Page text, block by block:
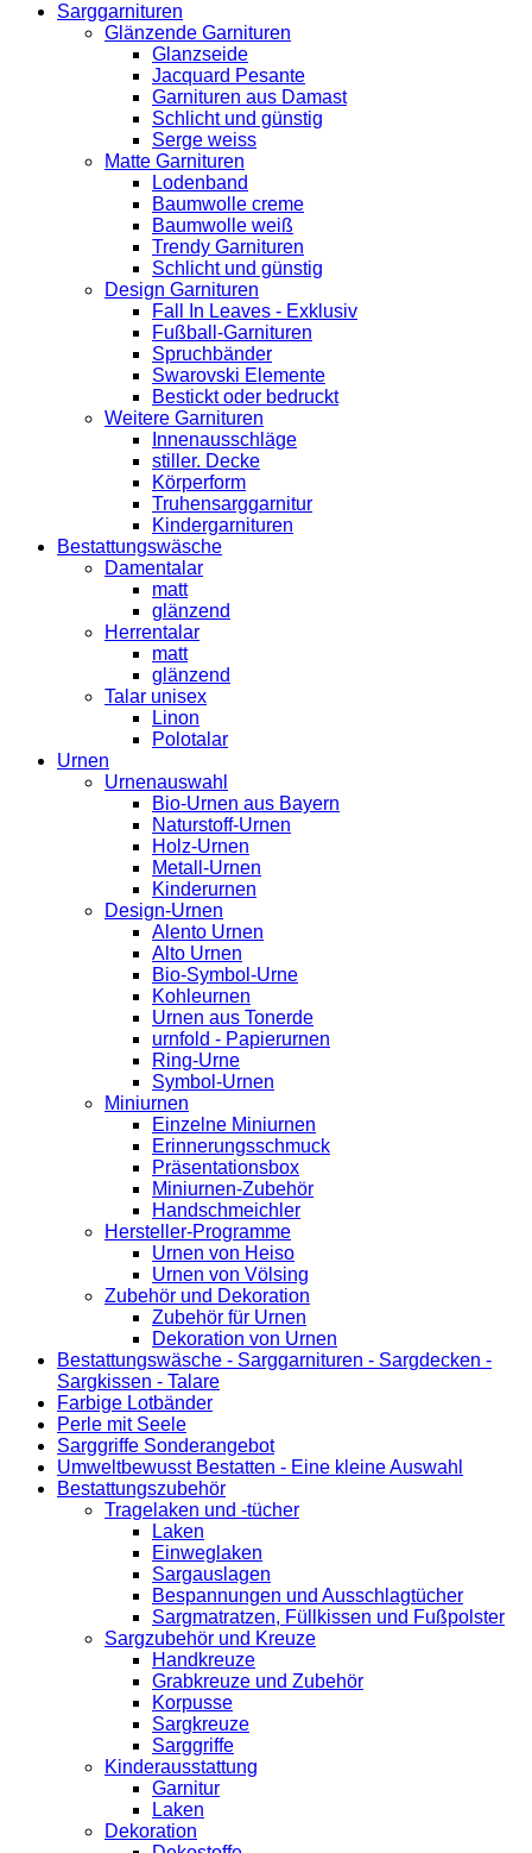
Sarggarnituren
Glänzende Garnituren
Glanzseide
Jacquard Pesante
Garnituren aus Damast
Schlicht und günstig
Serge weiss
Matte Garnituren
Lodenband
Baumwolle creme
Baumwolle weiß
Trendy Garnituren
Schlicht und günstig
Design Garnituren
Fall In Leaves - Exklusiv
Fußball-Garnituren
Spruchbänder
Swarovski Elemente
Bestickt oder bedruckt
Weitere Garnituren
Innenausschläge
stiller. Decke
Körperform
Truhensarggarnitur
Kindergarnituren
Bestattungswäsche
Damentalar
matt
glänzend
Herrentalar
matt
glänzend
Talar unisex
Linon
Polotalar
Urnen
Urnenauswahl
Bio-Urnen aus Bayern
Naturstoff-Urnen
Holz-Urnen
Metall-Urnen
Kinderurnen
Design-Urnen
Alento Urnen
Alto Urnen
Bio-Symbol-Urne
Kohleurnen
Urnen aus Tonerde
urnfold - Papierurnen
Ring-Urne
Symbol-Urnen
Miniurnen
Einzelne Miniurnen
Erinnerungsschmuck
Präsentationsbox
Miniurnen-Zubehör
Handschmeichler
Hersteller-Programme
Urnen von Heiso
Urnen von Völsing
Zubehör und Dekoration
Zubehör für Urnen
Dekoration von Urnen
Bestattungswäsche - Sarggarnituren - Sargdecken -
Sargkissen - Talare
Farbige Lotbänder
Perle mit Seele
Sarggriffe Sonderangebot
Umweltbewusst Bestatten - Eine kleine Auswahl
Bestattungszubehör
Tragelaken und -tücher
Laken
Einweglaken
Sargauslagen
Bespannungen und Ausschlagtücher
Sargmatratzen, Füllkissen und Fußpolster
Sargzubehör und Kreuze
Handkreuze
Grabkreuze und Zubehör
Korpusse
Sargkreuze
Sarggriffe
Kinderausstattung
Garnitur
Laken
Dekoration